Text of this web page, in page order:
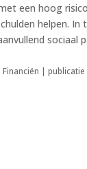
een hoog
helpen.
sociaal
Financiën |